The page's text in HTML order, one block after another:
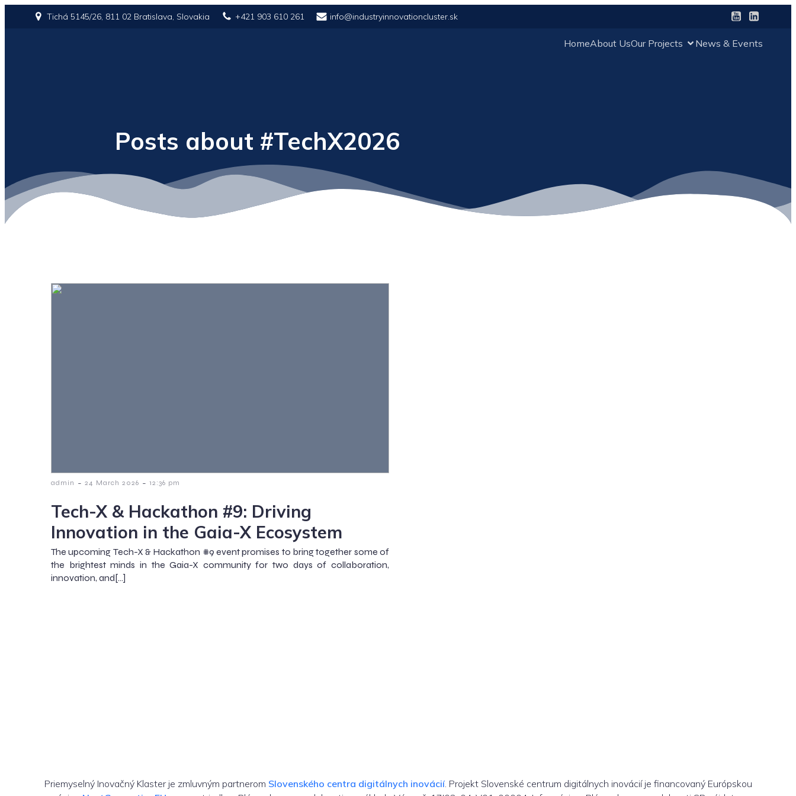
Tichá 5145/26, 811 02 Bratislava, Slovakia +421 903 610 261 info@industryinnovationcluster.sk
HomeAbout UsOur Projects News & Events
Posts about #TechX2026
admin - 24 March 2026 - 12:36 pm
Tech-X & Hackathon #9: Driving
Innovation in the Gaia-X Ecosystem
The upcoming Tech-X & Hackathon #9 event promises to bring together some of
the brightest minds in the Gaia-X community for two days of collaboration,
innovation, and[…]
Priemyselný Inovačný Klaster je zmluvným partnerom Slovenského centra digitálnych inovácií. Projekt Slovenské centrum digitálnych inovácií je financovaný Európskou